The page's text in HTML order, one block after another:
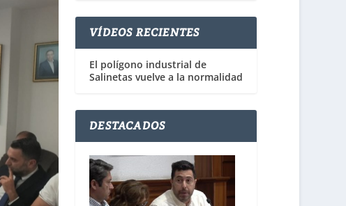
VÍDEOS RECIENTES
El polígono industrial de
Salinetas vuelve a la normalidad
DESTACADOS